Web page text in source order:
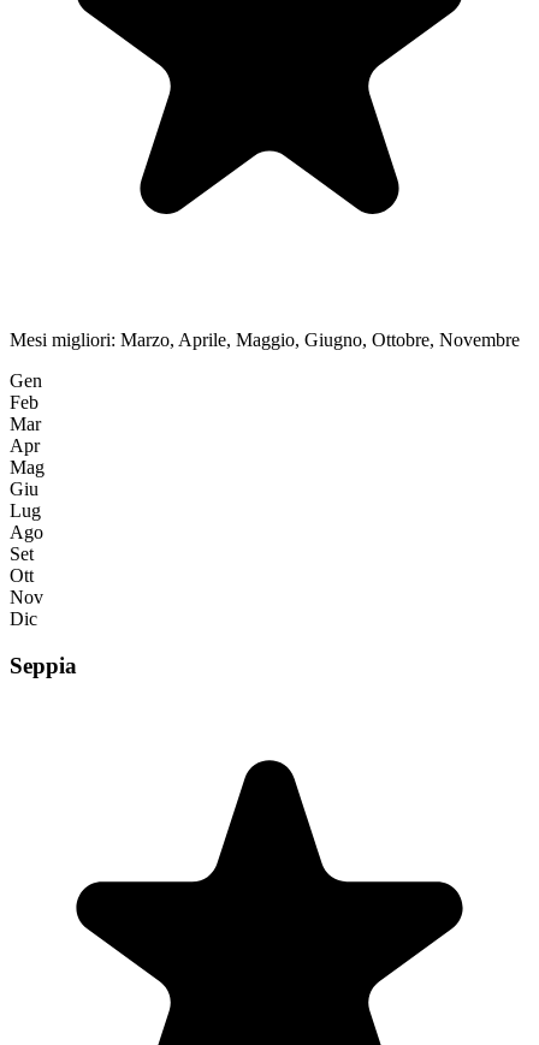
Mesi migliori: Marzo, Aprile, Maggio, Giugno, Ottobre, Novembre
Gen
Feb
Mar
Apr
Mag
Giu
Lug
Ago
Set
Ott
Nov
Dic
Seppia